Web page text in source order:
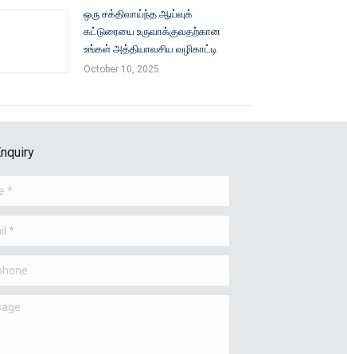
ஒரு சக்திவாய்ந்த ஆய்வுக்
கட்டுரையை உருவாக்குவதற்கான
உங்கள் அத்தியாவசிய வழிகாட்டி
October 10, 2025